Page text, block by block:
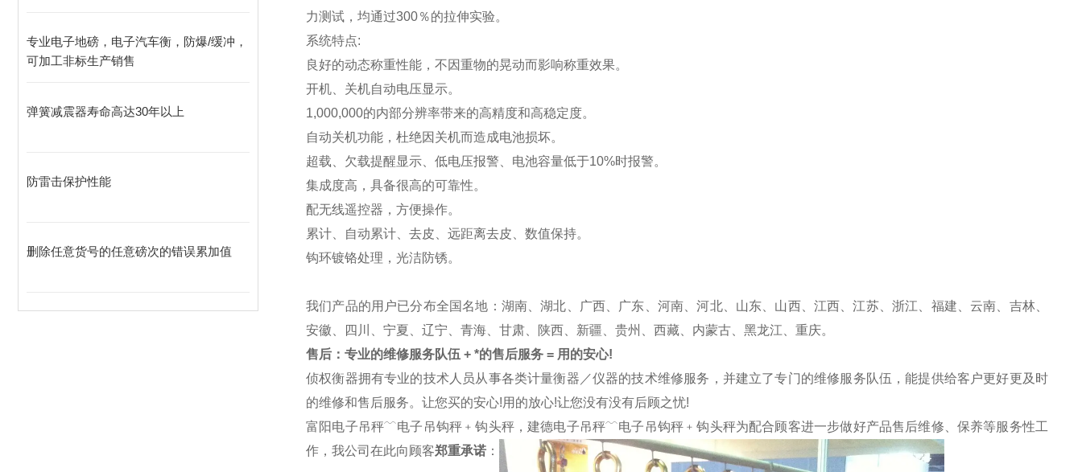
专业电子地磅，电子汽车衡，防爆/缓冲，
可加工非标生产销售
弹簧减震器寿命高达30年以上
防雷击保护性能
删除任意货号的任意磅次的错误累加值
力测试，均通过300％的拉伸实验。
系统特点:
良好的动态称重性能，不因重物的晃动而影响称重效果。
开机、关机自动电压显示。
1,000,000的内部分辨率带来的高精度和高稳定度。
自动关机功能，杜绝因关机而造成电池损坏。
超载、欠载提醒显示、低电压报警、电池容量低于10%时报警。
集成度高，具备很高的可靠性。
配无线遥控器，方便操作。
累计、自动累计、去皮、远距离去皮、数值保持。
钩环镀铬处理，光洁防锈。
我们产品的用户已分布全国名地 ：湖南、湖北、广西、广东、河南、河北、山东、山西、江西、江苏、浙江、福建、云南、吉林、
安徽、四川、宁夏、辽宁、青海、甘肃、陕西、新疆、贵州、西藏、内蒙古、黑龙江、重庆。
售后：专业的维修服务队伍 + *的售后服务 = 用的安心!
侦权衡器拥有专业的技术人员从事各类计量衡器／仪器的技术维修服务，并建立了专门的维修服务队伍，能提供给客户更好更及时
的维修和售后服务。让您买的安心!用的放心!让您没有没有后顾之忧!
富阳电子吊秤﹋电子吊钩秤﹢钩头秤，建德电子吊秤﹋电子吊钩秤﹢钩头秤为配合顾客进一步做好产品售后维修、保养等服务性工
作，我公司在此向顾客郑重承诺 ：